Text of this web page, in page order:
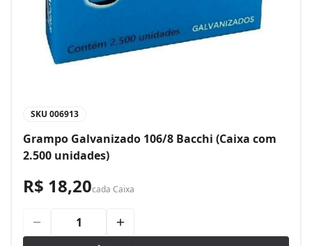
SKU 006913
Grampo Galvanizado 106/8 Bacchi (Caixa com
2.500 unidades)
R$ 18,20cada Caixa